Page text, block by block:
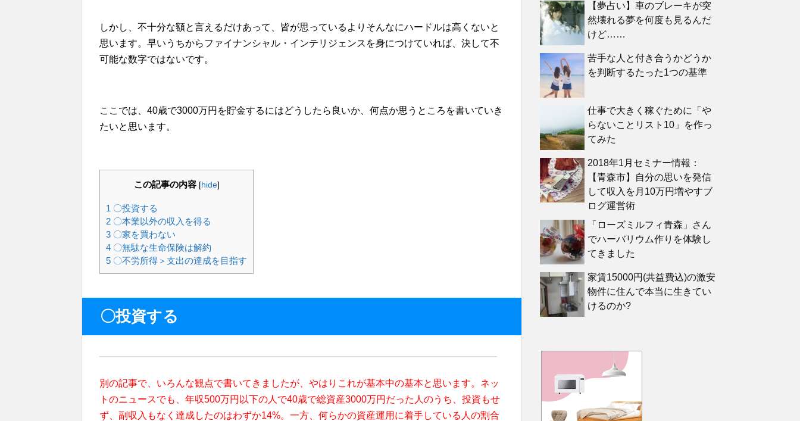
しかし、不十分な額と言えるだけあって、皆が思っているよりそんなにハードルは高くないと
思います。早いうちからファイナンシャル・インテリジェンスを身につけていれば、決して不
可能な数字ではないです。
ここでは、40歳で3000万円を貯金するにはどうしたら良いか、何点か思うところを書いていき
たいと思います。
この記事の内容 [hide]
1 〇投資する
2 〇本業以外の収入を得る
3 〇家を買わない
4 〇無駄な生命保険は解約
5 〇不労所得＞支出の達成を目指す
〇投資する
別の記事で、いろんな観点で書いてきましたが、やはりこれが基本中の基本と思います。ネッ
トのニュースでも、年収500万円以下の人で40歳で総資産3000万円だった人のうち、投資もせ
ず、副収入もなく達成したのはわずか14%。一方、何らかの資産運用に着手している人の割合
【夢占い】車のブレーキが突
然壊れる夢を何度も見るんだ
けど……
苦手な人と付き合うかどうか
を判断するたった1つの基準
仕事で大きく稼ぐために「や
らないことリスト10」を作っ
てみた
2018年1月セミナー情報：
【青森市】自分の思いを発信
して収入を月10万円増やすブ
ログ運営術
「ローズミルフィ青森」さん
でハーバリウム作りを体験し
てきました
家賃15000円(共益費込)の激安
物件に住んで本当に生きてい
けるのか?